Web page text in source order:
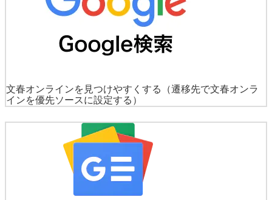
文春オンラインを見つけやすくする
（遷移先で文春オンラ
インを優先ソースに設定する）